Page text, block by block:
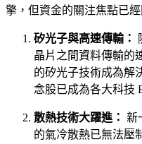
擎，但資金的關注焦點已
矽光子與高速傳輸：
晶片之間資料傳輸的
的矽光子技術成為解
念股已成為各大科技
散熱技術大躍進： 新
的氣冷散熱已無法壓